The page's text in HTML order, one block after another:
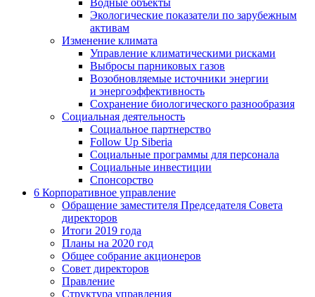
Водные объекты
Экологические показатели по зарубежным
активам
Изменение климата
Управление климатическими рисками
Выбросы парниковых газов
Возобновляемые источники энергии
и энергоэффективность
Сохранение биологического разнообразия
Социальная деятельность
Социальное партнерство
Follow Up Siberia
Социальные программы для персонала
Социальные инвестиции
Спонсорство
6 Корпоративное управление
Обращение заместителя Председателя Совета
директоров
Итоги 2019 года
Планы на 2020 год
Общее собрание акционеров
Совет директоров
Правление
Структура управления